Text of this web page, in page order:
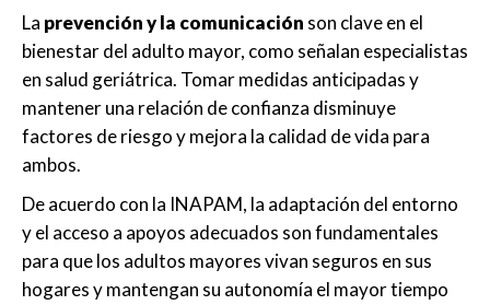
La prevención y la comunicación son clave en el
bienestar del adulto mayor, como señalan especialistas
en salud geriátrica. Tomar medidas anticipadas y
mantener una relación de confianza disminuye
factores de riesgo y mejora la calidad de vida para
ambos.
De acuerdo con la INAPAM, la adaptación del entorno
y el acceso a apoyos adecuados son fundamentales
para que los adultos mayores vivan seguros en sus
hogares y mantengan su autonomía el mayor tiempo